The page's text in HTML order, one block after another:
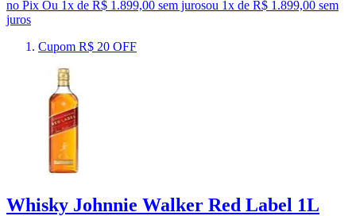
no Pix Ou 1x de R$ 1.899,00 sem jurosou 1x de R$ 1.899,00 sem
juros
Cupom R$ 20 OFF
Whisky Johnnie Walker Red Label 1L